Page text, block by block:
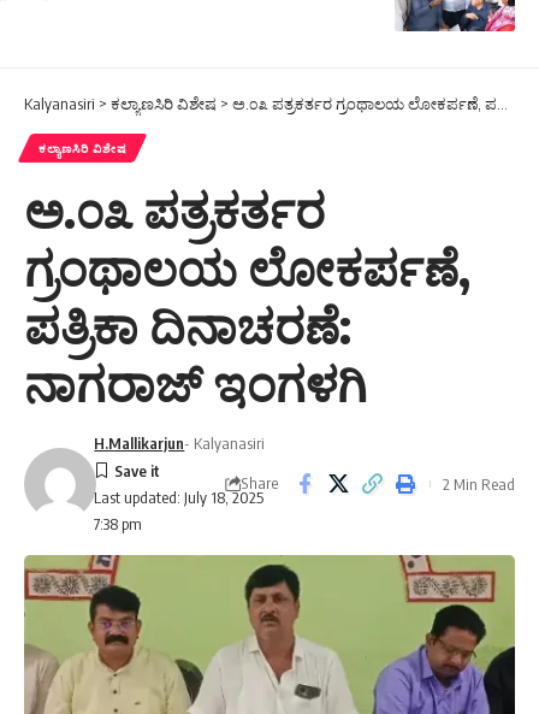
Kalyanasiri > ಕಲ್ಯಾಣಸಿರಿ ವಿಶೇಷ > ಅ.೦೩ ಪತ್ರಕರ್ತರ ಗ್ರಂಥಾಲಯ ಲೋಕರ್ಪಣೆ, ಪತ್ರಿಕಾ ದಿನಾಚರಣೆ: ನಾಗರಾಜ್ ಇಂಗಳಗಿ
ಕಲ್ಯಾಣಸಿರಿ ವಿಶೇಷ
ಅ.೦೩ ಪತ್ರಕರ್ತರ
ಗ್ರಂಥಾಲಯ ಲೋಕರ್ಪಣೆ,
ಪತ್ರಿಕಾ ದಿನಾಚರಣೆ:
ನಾಗರಾಜ್ ಇಂಗಳಗಿ
Last updated: July 18, 2025
7:38 pm
H.Mallikarjun- Kalyanasiri
Share 2 Min Read